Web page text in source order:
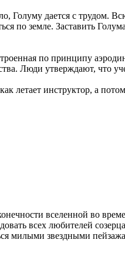
Голуму дается с трудом.
по земле. Заставить
по принципу
Люди утверждают, что
летает инструктор, а
вселенной во
всех любителей
милыми звездными